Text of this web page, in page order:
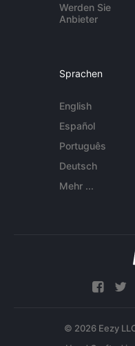
Werden Sie
Anbieter
Sprachen
English
Español
Português
Deutsch
Mehr ...
© 2026 Eezy